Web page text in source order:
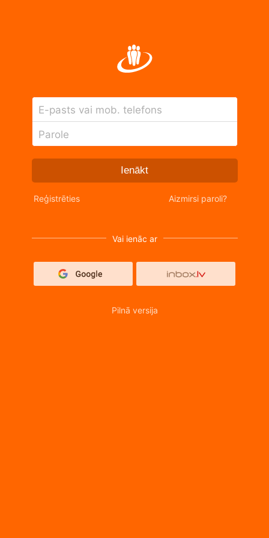
E-pasts vai mob. telefons
Parole
Ienākt
Reģistrēties Aizmirsi paroli?
Vai ienāc ar
Pilnā versija